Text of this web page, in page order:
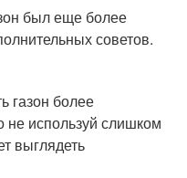
был еще более
советов.
газон более
используй слишком
выглядеть